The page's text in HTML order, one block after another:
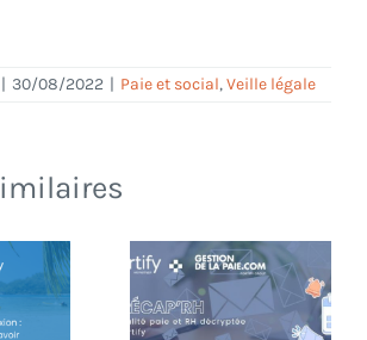
| 30/08/2022 | Paie et social,Veille légale